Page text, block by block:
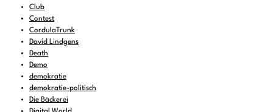
Club
Contest
CordulaTrunk
David Lindgens
Death
Demo
demokratie
demokratie-politisch
Die Bäckerei